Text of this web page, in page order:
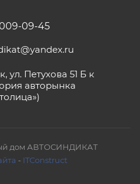
09-45
ул. Петухова 51 Б к
авторынка
дом АВТОСИНДИКАТ
- ITConstruct